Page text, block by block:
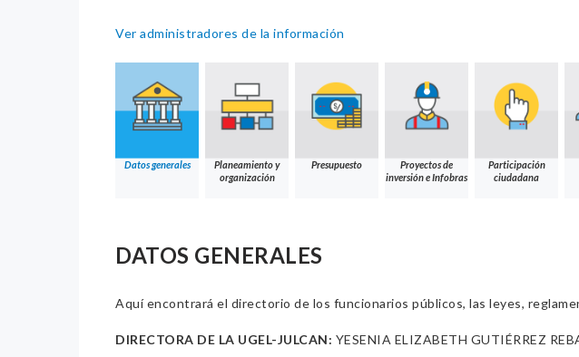
Ver administradores de la información
Datos generales
Planeamiento y
organización
Presupuesto
Proyectos de
inversión e Infobras
Participación
ciudadana
DATOS GENERALES
Aquí encontrará el directorio de los funcionarios públicos, las leyes,
DIRECTORA DE LA UGEL-JULCAN: YESENIA ELIZABETH GUTIÉRREZ